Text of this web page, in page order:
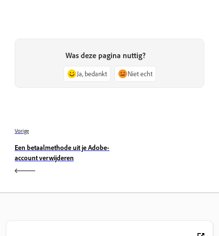
Was deze pagina nuttig?
Ja, bedankt Niet echt
Vorige
Een betaalmethode uit je Adobe-
account verwijderen